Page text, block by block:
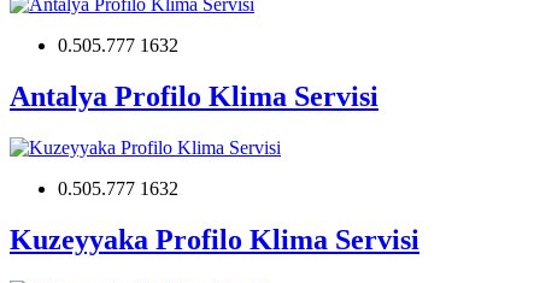
0.505.777 1632
Antalya Profilo Klima Servisi
0.505.777 1632
Kuzeyyaka Profilo Klima Servisi